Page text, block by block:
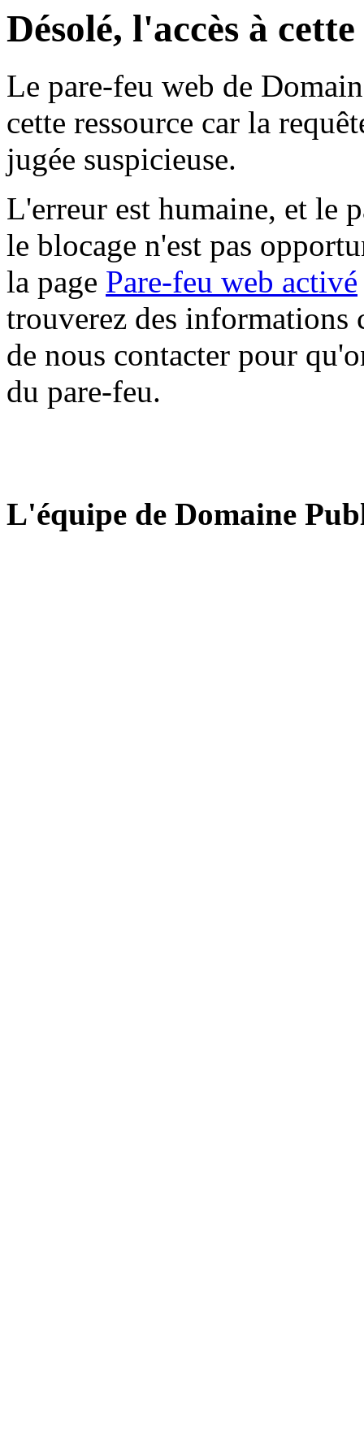
Désolé, l'accès à
Le pare-feu web de
cette ressource car la
jugée suspicieuse.
L'erreur est humaine, et le
le blocage n'est pas
la page Pare-feu web activé
trouverez des informations
de nous contacter pour
du pare-feu.
L'équipe de Domaine